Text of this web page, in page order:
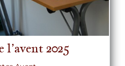
l’avent 2025